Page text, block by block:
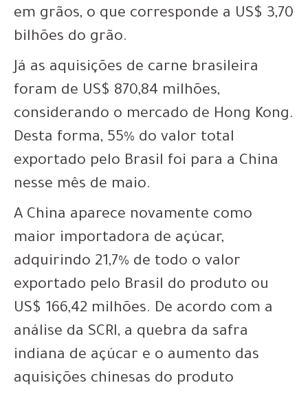
em grãos, o que corresponde a US$ 3,70
bilhões do grão.
Já as aquisições de carne brasileira
foram de US$ 870,84 milhões,
considerando o mercado de Hong Kong.
Desta forma, 55% do valor total
exportado pelo Brasil foi para a China
nesse mês de maio.
A China aparece novamente como
maior importadora de açúcar,
adquirindo 21,7% de todo o valor
exportado pelo Brasil do produto ou
US$ 166,42 milhões. De acordo com a
análise da SCRI, a quebra da safra
indiana de açúcar e o aumento das
aquisições chinesas do produto